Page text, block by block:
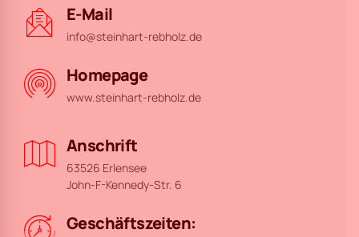
E-Mail
info@steinhart-rebholz.de
Homepage
www.steinhart-rebholz.de
Anschrift
63526 Erlensee
John-F-Kennedy-Str. 6
Geschäftszeiten: